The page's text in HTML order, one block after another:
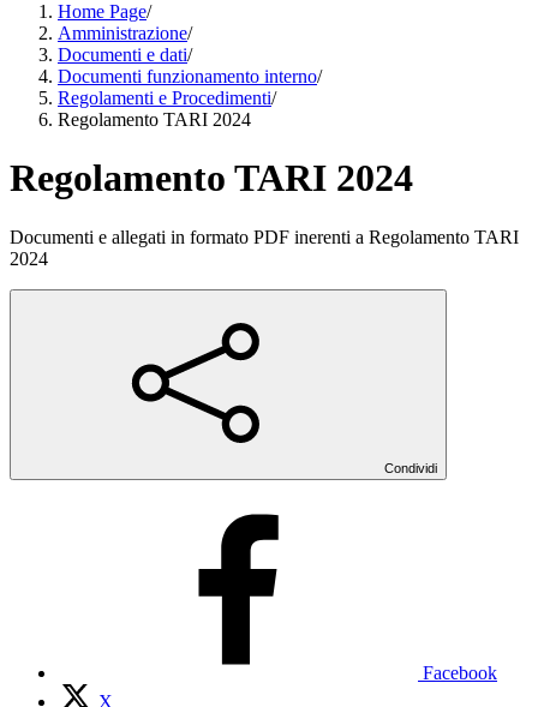
Home Page/
Amministrazione/
Documenti e dati/
Documenti funzionamento interno/
Regolamenti e Procedimenti/
Regolamento TARI 2024
Regolamento TARI 2024
Documenti e allegati in formato PDF inerenti a Regolamento TARI
2024
Condividi
Facebook
X